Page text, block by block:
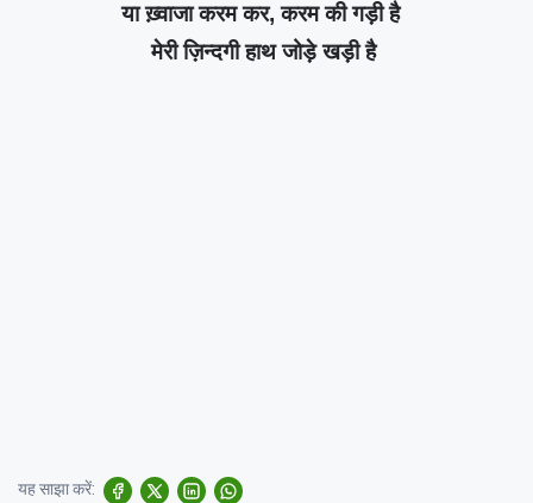
या ख़्वाजा करम कर, करम की गड़ी है
मेरी ज़िन्दगी हाथ जोड़े खड़ी है
यह साझा करें: